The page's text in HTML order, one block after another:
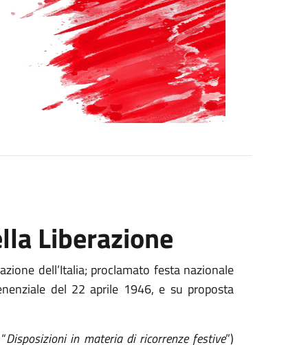
Liberazione
dell’Italia; proclamato festa nazionale
del 22 aprile 1946, e su proposta
Disposizioni in materia di ricorrenze festive”)